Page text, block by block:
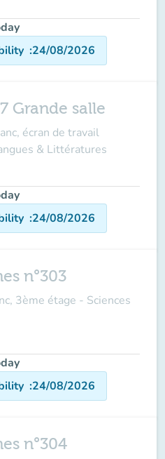
:24/08/2026
Grande salle
écran de travail
& Littératures
:24/08/2026
n°303
3ème étage - Sciences
:24/08/2026
n°304